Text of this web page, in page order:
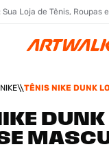
Loja de Tênis, Roupas
NIKE
TÊNIS NIKE DUNK
DUNK